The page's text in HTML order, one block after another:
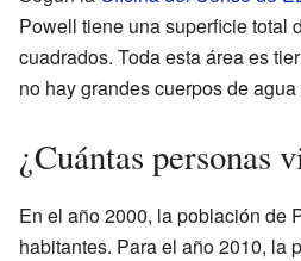
Powell tiene una superficie total
cuadrados. Toda esta área es
no hay grandes cuerpos de
¿Cuántas personas
En el año 2000, la población de
habitantes. Para el año 2010, la